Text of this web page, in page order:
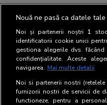
Nouă ne pasă ca datele
Noi și partenerii noștri 1
identificatorii cookie unici
gestiona alegerile dvs.
confidențialitate. Aceste
navigarea. Mai multe detalii
Noi si partenerii nostri
furnizorii nostri de servicii de
functioneze, pentru a